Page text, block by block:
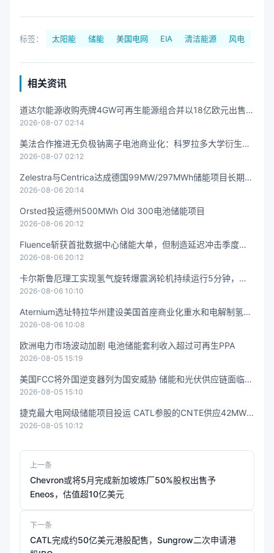
标签： 太阳能 储能 美国电网 EIA 清洁能源 风电
相关资讯
道达尔能源收购壳牌4GW可再生能源组合并以18亿欧元出售5
0%股权
2026-08-07 02:14
美法合作推进无负极钠离子电池商业化：科罗拉多大学衍生公
司与法国电池制造商签约
2026-08-07 02:12
Zelestra与Centrica达成德国99MW/297MWh储能项目长期通
行协议
2026-08-06 20:14
Orsted投运德州500MWh Old 300电池储能项目
2026-08-06 20:12
Fluence斩获首批数据中心储能大单，但制造延迟冲击季度收
入
2026-08-06 20:12
卡尔斯鲁厄理工实现氢气旋转爆震涡轮机持续运行5分钟，无
需机械压缩机即可发电
2026-08-06 10:10
Aternium选址特拉华州建设美国首座商业化重水和电解制氢工
厂
2026-08-06 10:08
欧洲电力市场波动加剧 电池储能套利收入超过可再生PPA
2026-08-05 15:19
美国FCC将外国逆变器列为国安威胁 储能和光伏供应链面临不
确定性
2026-08-05 15:10
捷克最大电网级储能项目投运 CATL参股的CNTE供应42MW/
41.7MWh液冷系统
2026-08-05 10:12
上一条
Chevron或将5月完成新加坡炼厂50%股权出售予
Eneos，估值超10亿美元
下一条
CATL完成约50亿美元港股配售，Sungrow二次申请港